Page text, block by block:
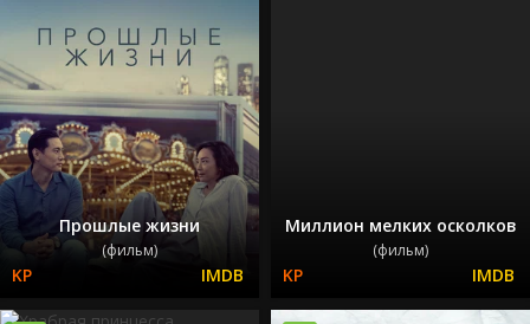
Прошлые жизни
(фильм)
Миллион мелких осколков
(фильм)